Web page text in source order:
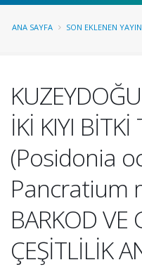
ANA SAYFA SON EKLENEN
İKİ KIYI
(Posidonia
Pancratium
BARKOD VE
ÇEŞİTLİLİK